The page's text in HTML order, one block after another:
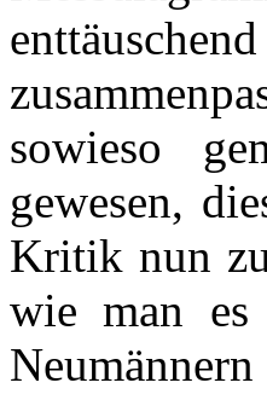
sowieso
gewesen,
Kritik nun
wie man es